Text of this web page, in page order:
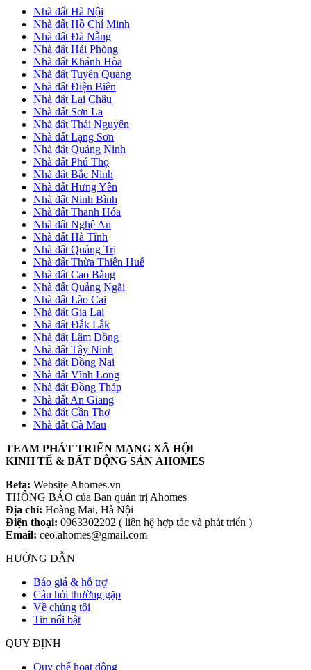
Nhà đất Hà Nội
Nhà đất Hồ Chí Minh
Nhà đất Đà Nẵng
Nhà đất Hải Phòng
Nhà đất Khánh Hòa
Nhà đất Tuyên Quang
Nhà đất Điện Biên
Nhà đất Lai Châu
Nhà đất Sơn La
Nhà đất Thái Nguyên
Nhà đất Lạng Sơn
Nhà đất Quảng Ninh
Nhà đất Phú Thọ
Nhà đất Bắc Ninh
Nhà đất Hưng Yên
Nhà đất Ninh Bình
Nhà đất Thanh Hóa
Nhà đất Nghệ An
Nhà đất Hà Tĩnh
Nhà đất Quảng Trị
Nhà đất Thừa Thiên Huế
Nhà đất Cao Bằng
Nhà đất Quảng Ngãi
Nhà đất Lào Cai
Nhà đất Gia Lai
Nhà đất Đắk Lắk
Nhà đất Lâm Đồng
Nhà đất Tây Ninh
Nhà đất Đồng Nai
Nhà đất Vĩnh Long
Nhà đất Đồng Tháp
Nhà đất An Giang
Nhà đất Cần Thơ
Nhà đất Cà Mau
TEAM PHÁT TRIỂN MẠNG XÃ HỘI
KINH TẾ & BẤT ĐỘNG SẢN AHOMES
Beta: Website Ahomes.vn
THÔNG BÁO của Ban quản trị Ahomes
Địa chỉ: Hoàng Mai, Hà Nội
Điện thoại: 0963302202 ( liên hệ hợp tác và phát triển )
Email: ceo.ahomes@gmail.com
HƯỚNG DẪN
Báo giá & hỗ trợ
Câu hỏi thường gặp
Về chúng tôi
Tin nổi bật
QUY ĐỊNH
Quy chế hoạt động